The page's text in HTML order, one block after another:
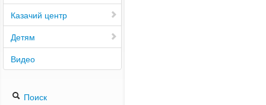
Казачий центр
Детям
Видео
Поиск